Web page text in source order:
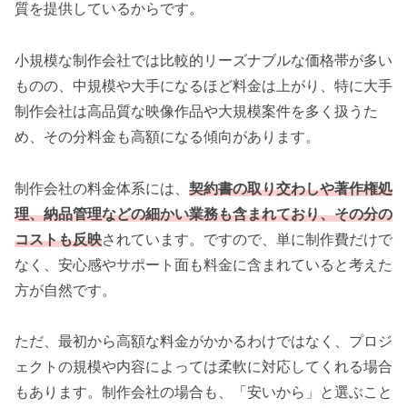
質を提供しているからです。
小規模な制作会社では比較的リーズナブルな価格帯が多い
ものの、中規模や大手になるほど料金は上がり、特に大手
制作会社は高品質な映像作品や大規模案件を多く扱うた
め、その分料金も高額になる傾向があります。
制作会社の料金体系には、 契約書の取り交わしや著作権処
理、納品管理などの細かい業務も含まれており、その分の
コストも反映されています。ですので、単に制作費だけで
なく、安心感やサポート面も料金に含まれていると考えた
方が自然です。
ただ、最初から高額な料金がかかるわけではなく、プロジ
ェクトの規模や内容によっては柔軟に対応してくれる場合
もあります。制作会社の場合も、「安いから」と選ぶこと